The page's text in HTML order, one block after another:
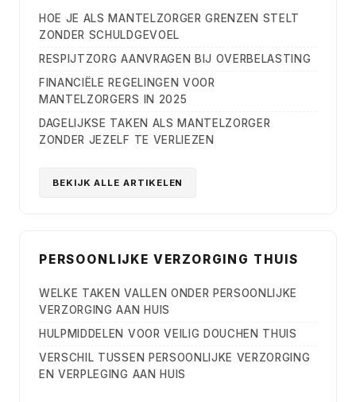
HOE JE ALS MANTELZORGER GRENZEN STELT
ZONDER SCHULDGEVOEL
RESPIJTZORG AANVRAGEN BIJ OVERBELASTING
FINANCIËLE REGELINGEN VOOR
MANTELZORGERS IN 2025
DAGELIJKSE TAKEN ALS MANTELZORGER
ZONDER JEZELF TE VERLIEZEN
BEKIJK ALLE ARTIKELEN
PERSOONLIJKE VERZORGING THUIS
WELKE TAKEN VALLEN ONDER PERSOONLIJKE
VERZORGING AAN HUIS
HULPMIDDELEN VOOR VEILIG DOUCHEN THUIS
VERSCHIL TUSSEN PERSOONLIJKE VERZORGING
EN VERPLEGING AAN HUIS